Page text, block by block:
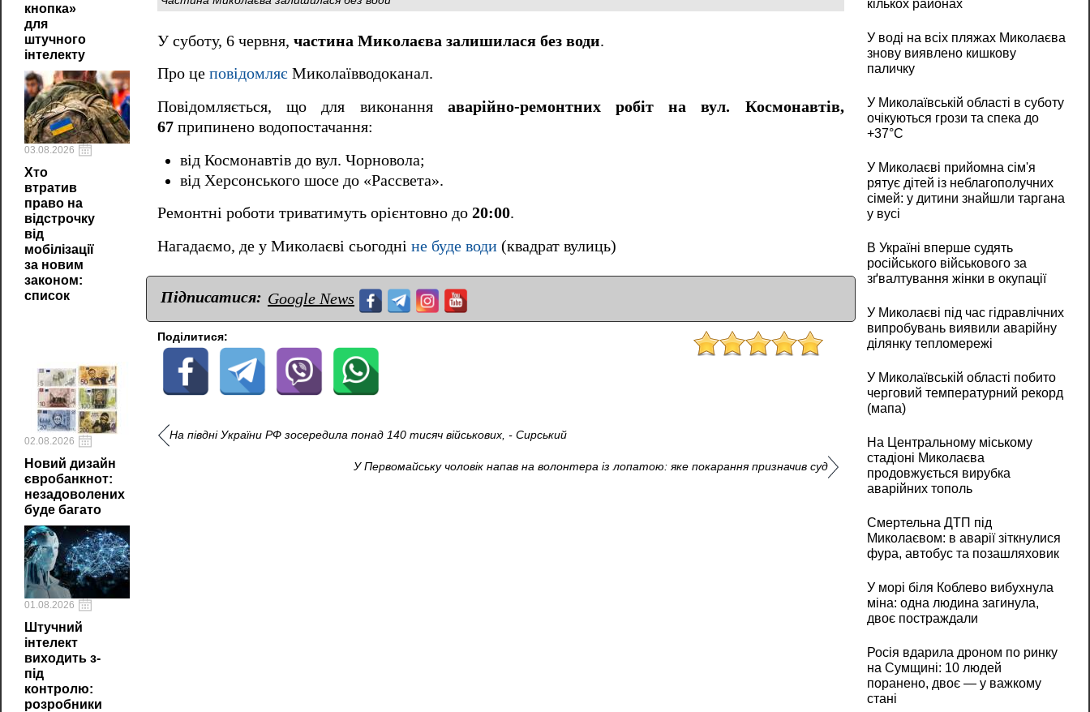
кнопка»
для
штучного
інтелекту
03.08.2026
Хто
втратив
право на
відстрочку
від
мобілізації
за новим
законом:
список
02.08.2026
Новий дизайн
євробанкнот:
незадоволених
буде багато
01.08.2026
Штучний
інтелект
виходить з-
під
контролю:
розробники
У суботу, 6 червня, частина Миколаєва залишилася без води.
Про це повідомляє Миколаївводоканал.
Повідомляється, що для виконання аварійно-ремонтних робіт на вул. Космонавтів,
67 припинено водопостачання:
від Космонавтів до вул. Чорновола;
від Херсонського шосе до «Рассвета».
Ремонтні роботи триватимуть орієнтовно до 20:00.
Нагадаємо, де у Миколаєві сьогодні не буде води (квадрат вулиць)
Підписатися: Google News
Поділитися:
На півдні України РФ зосередила понад 140 тисяч військових, - Сирський
У Первомайську чоловік напав на волонтера із лопатою: яке покарання призначив суд
кількох районах
У воді на всіх пляжах Миколаєва
знову виявлено кишкову
паличку
У Миколаївській області в суботу
очікуються грози та спека до
+37°C
У Миколаєві прийомна сім'я
рятує дітей із неблагополучних
сімей: у дитини знайшли таргана
у вусі
В Україні вперше судять
російського військового за
зґвалтування жінки в окупації
У Миколаєві під час гідравлічних
випробувань виявили аварійну
ділянку тепломережі
У Миколаївській області побито
черговий температурний рекорд
(мапа)
На Центральному міському
стадіоні Миколаєва
продовжується вирубка
аварійних тополь
Смертельна ДТП під
Миколаєвом: в аварії зіткнулися
фура, автобус та позашляховик
У морі біля Коблево вибухнула
міна: одна людина загинула,
двоє постраждали
Росія вдарила дроном по ринку
на Сумщині: 10 людей
поранено, двоє — у важкому
стані